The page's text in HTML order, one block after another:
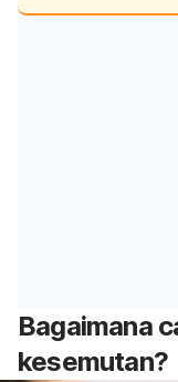
Bagaimana
kesemutan?